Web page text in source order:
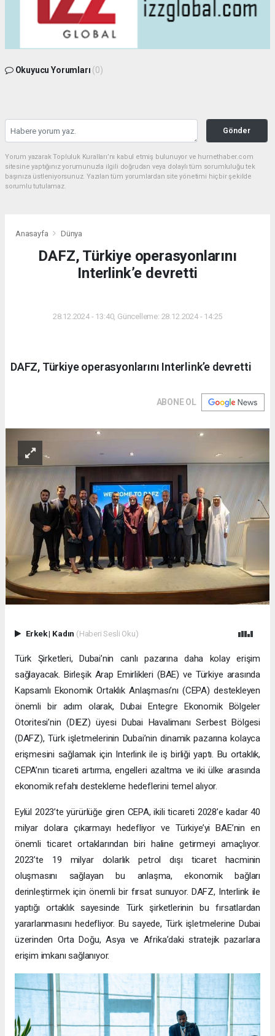
Okuyucu Yorumları (0)
Gönder
Yorum yazarak Topluluk Kuralları’nı kabul etmiş bulunuyor ve hurnethaber.com
sitesine yaptığınız yorumunuzla ilgili doğrudan veya dolaylı tüm sorumluluğu tek
başınıza üstleniyorsunuz. Yazılan tüm yorumlardan site yönetimi hiçbir şekilde
sorumlu tutulamaz.
Anasayfa Dünya
DAFZ, Türkiye operasyonlarını
Interlink’e devretti
28.12.2024 - 13:40, Güncelleme: 28.12.2024 - 14:25
DAFZ, Türkiye operasyonlarını Interlink’e devretti
ABONE OL
Erkek| Kadın (Haberi Sesli Oku)
Türk Şirketleri, Dubai’nin canlı pazarına daha kolay erişim
sağlayacak. Birleşik Arap Emirlikleri (BAE) ve Türkiye arasında
Kapsamlı Ekonomik Ortaklık Anlaşması’nı (CEPA) destekleyen
önemli bir adım olarak, Dubai Entegre Ekonomik Bölgeler
Otoritesi’nin (DIEZ) üyesi Dubai Havalimanı Serbest Bölgesi
(DAFZ), Türk işletmelerinin Dubai’nin dinamik pazarına kolayca
erişmesini sağlamak için Interlink ile iş birliği yaptı. Bu ortaklık,
CEPA’nın ticareti artırma, engelleri azaltma ve iki ülke arasında
ekonomik refahı destekleme hedeflerini temel alıyor.
Eylül 2023’te yürürlüğe giren CEPA, ikili ticareti 2028’e kadar 40
milyar dolara çıkarmayı hedefliyor ve Türkiye’yi BAE’nin en
önemli ticaret ortaklarından biri haline getirmeyi amaçlıyor.
2023’te 19 milyar dolarlık petrol dışı ticaret hacminin
oluşmasını sağlayan bu anlaşma, ekonomik bağları
derinleştirmek için önemli bir fırsat sunuyor. DAFZ, Interlink ile
yaptığı ortaklık sayesinde Türk şirketlerinin bu fırsatlardan
yararlanmasını hedefliyor. Bu sayede, Türk işletmelerine Dubai
üzerinden Orta Doğu, Asya ve Afrika’daki stratejik pazarlara
erişim imkanı sağlanıyor.